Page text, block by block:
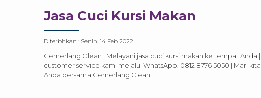
Jasa Cuci Kursi Makan
Diterbitkan : Senin, 14 Feb 2022
Cemerlang Clean : Melayani jasa cuci kursi makan ke tempat
customer service kami melalui WhatsApp. 0812 8776 5050 | Mari
Anda bersama Cemerlang Clean